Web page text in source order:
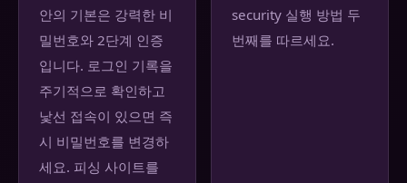
안의 기본은 강력한 비
밀번호와 2단계 인증
입니다. 로그인 기록을
주기적으로 확인하고
낯선 접속이 있으면 즉
시 비밀번호를 변경하
세요. 피싱 사이트를
security 실행 방법 두
번째를 따르세요.